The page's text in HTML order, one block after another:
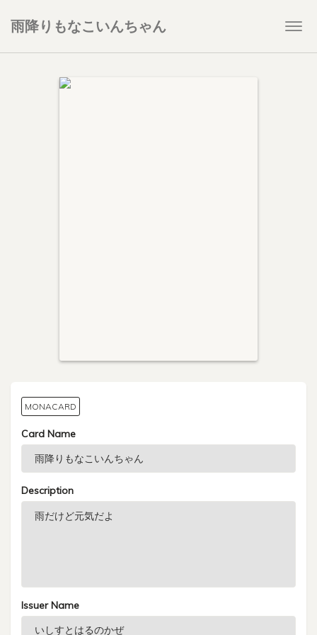
雨降りもなこいんちゃん
MONACARD
Card Name
Description
Issuer Name